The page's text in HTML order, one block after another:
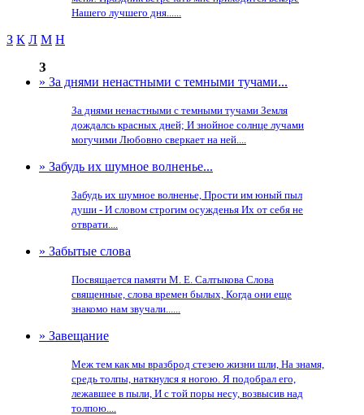
Нашего лучшего дня......
З К Л М Н
З
» За днями ненастными с темными тучами...
За днями ненастными с темными тучами Земля
дождалсь красных дней; И знойное солнце лучами
могучими Любовно сверкает на ней....
» Забудь их шумное волненье...
Забудь их шумное волненье, Прости им юный пыл
души - И словом строгим осужденья Их от себя не
отврати....
» Забытые слова
Посвящается памяти М. Е. Салтыкова Слова
священные, слова времен былых, Когда они еще
знакомо нам звучали......
» Завещание
Меж тем как мы вразброд стезею жизни шли, На знамя,
средь толпы, наткнулся я ногою. Я подобрал его,
лежавшее в пыли, И с той поры несу, возвысив над
толпою....